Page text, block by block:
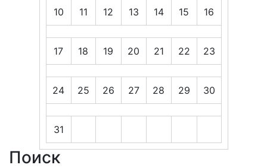
10 11 12 13 14 15 16
17 18 19 20 21 22 23
24 25 26 27 28 29 30
31
Поиск